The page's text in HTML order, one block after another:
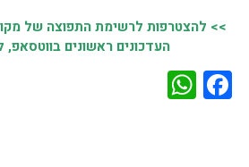
>> להצטרפות לרשימת התפוצה של
העדכונים ראשונים בווטסאפ,
Facebook